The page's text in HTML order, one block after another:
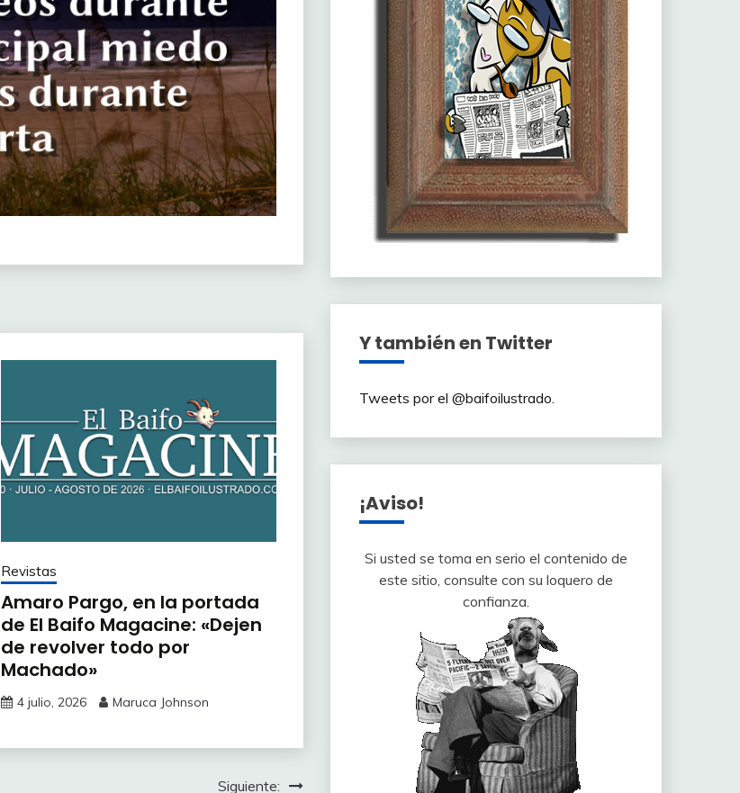
Revistas
Amaro Pargo, en la portada
de El Baifo Magacine: «Dejen
de revolver todo por
Machado»
4 julio, 2026 Maruca Johnson
Siguiente:
Y también en Twitter
Tweets por el @baifoilustrado.
¡Aviso!
Si usted se toma en serio el contenido de
este sitio, consulte con su loquero de
confianza.